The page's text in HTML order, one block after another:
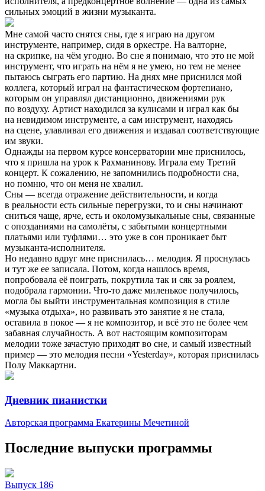
сильных эмоций в жизни музыканта.
Мне самой часто снятся сны, где я играю на другом
инструменте, например, сидя в оркестре. На валторне,
на скрипке, на чём угодно. Во сне я понимаю, что это не мой
инструмент, что играть на нём я не умею, но тем не менее
пытаюсь сыграть его партию. На днях мне приснился мой
коллега, который играл на фантастическом фортепиано,
которым он управлял дистанционно, движениями рук
по воздуху. Артист находился за кулисами и играл как бы
на невидимом инструменте, а сам инструмент, находясь
на сцене, улавливал его движения и издавал соответствующие
им звуки.
Однажды на первом курсе консерватории мне приснилось,
что я пришла на урок к Рахманинову. Играла ему Третий
концерт. К сожалению, не запомнились подробности сна,
но помню, что он меня не хвалил.
Сны — всегда отражение действительности, и когда
в реальности есть сильные перегрузки, то и сны начинают
сниться чаще, ярче, есть и околомузыкальные сны, связанные
с опозданиями на самолёты, с забытыми концертными
платьями или туфлями… это уже в сон проникает быт
музыканта-исполнителя.
Но недавно вдруг мне приснилась… мелодия. Я проснулась
и тут же ее записала. Потом, когда нашлось время,
попробовала её поиграть, покрутила так и сяк за роялем,
подобрала гармонии. Что-то даже миленькое получилось,
могла бы выйти инструментальная композиция в стиле
«музыка отдыха», но развивать это занятие я не стала,
оставила в покое — я не композитор, и всё это не более чем
забавная случайность. А вот настоящим композиторам
мелодии тоже зачастую приходят во сне, и самый известный
пример — это мелодия песни «Yesterday», которая приснилась
Полу Маккартни.
Дневник пианистки
Авторская программа Екатерины Мечетиной
Последние выпуски программы
Выпуск 186